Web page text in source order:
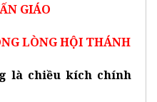
GIÁO
LÒNG HỘI THÁNH
là chiều kích chính